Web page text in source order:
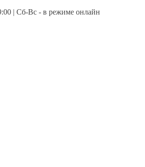
| Сб-Вс - в режиме онлайн